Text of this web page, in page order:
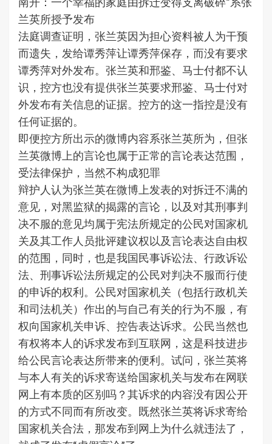
兰英所授予发布
法庭调查证明，张兰英因为担心资料被人为干预
而遗失，发给谭秀萍让谭秀萍保存，而没有要求
谭秀萍对外发布。张兰英和邢鉴、马士付都不认
识，控方也没有提供张兰英要求邢鉴、马士付对
外发布有关信息的证据。控方的这一指控是没有
任何证据的。
即便控方所出示的微博内容系张兰英所为，但张
兰英微博上的言论也属于正常的言论表达范围，
受法律保护，当然不构成犯罪
辩护人认为张兰英在微博上发表的对拆迁不满的
意见，对黑监狱的揭露的言论，以及对其刑事判
决不服的意见均属于宪法所规定的公民对国家机
关及其工作人员批评建议权以及言论表达自由权
的范围，同时，也是我国民事诉讼法、行政诉讼
法、刑事诉讼法所规定的公民对判决不服而行使
的申诉的权利。公民对国家机关（包括行政机关
和司法机关）作出的与自己有关的行为不服，有
权向国家机关申诉、控告表达诉求。公民当然也
有权将本人的诉求发布到互联网，这是科技进步
给公民言论表达所带来的便利。试问，张兰英将
与本人有关的诉求寄送给国家机关与发布在网联
网上有本质的区别吗？其诉求的内容没有因公开
的方式不同而有所改变。既然张兰英将诉求寄给
国家机关合法，那发布到网上为什么就违法了，